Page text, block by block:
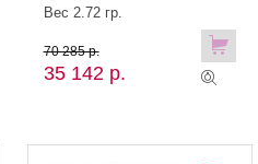
Вес 2.72 гр.
35 142 р.
70 285 р.